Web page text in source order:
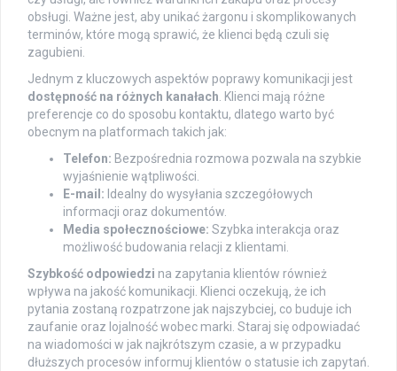
obsługi. Ważne jest, aby unikać żargonu i skomplikowanych
terminów, które mogą sprawić, że klienci będą czuli się
zagubieni.
Jednym z kluczowych aspektów poprawy komunikacji jest
dostępność na różnych kanałach. Klienci mają różne
preferencje co do sposobu kontaktu, dlatego warto być
obecnym na platformach takich jak:
Telefon: Bezpośrednia rozmowa pozwala na szybkie
wyjaśnienie wątpliwości.
E-mail: Idealny do wysyłania szczegółowych
informacji oraz dokumentów.
Media społecznościowe: Szybka interakcja oraz
możliwość budowania relacji z klientami.
Szybkość odpowiedzi na zapytania klientów również
wpływa na jakość komunikacji. Klienci oczekują, że ich
pytania zostaną rozpatrzone jak najszybciej, co buduje ich
zaufanie oraz lojalność wobec marki. Staraj się odpowiadać
na wiadomości w jak najkrótszym czasie, a w przypadku
dłuższych procesów informuj klientów o statusie ich zapytań.